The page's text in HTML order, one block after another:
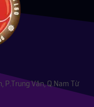
P.Trung Văn, Q.Nam Từ